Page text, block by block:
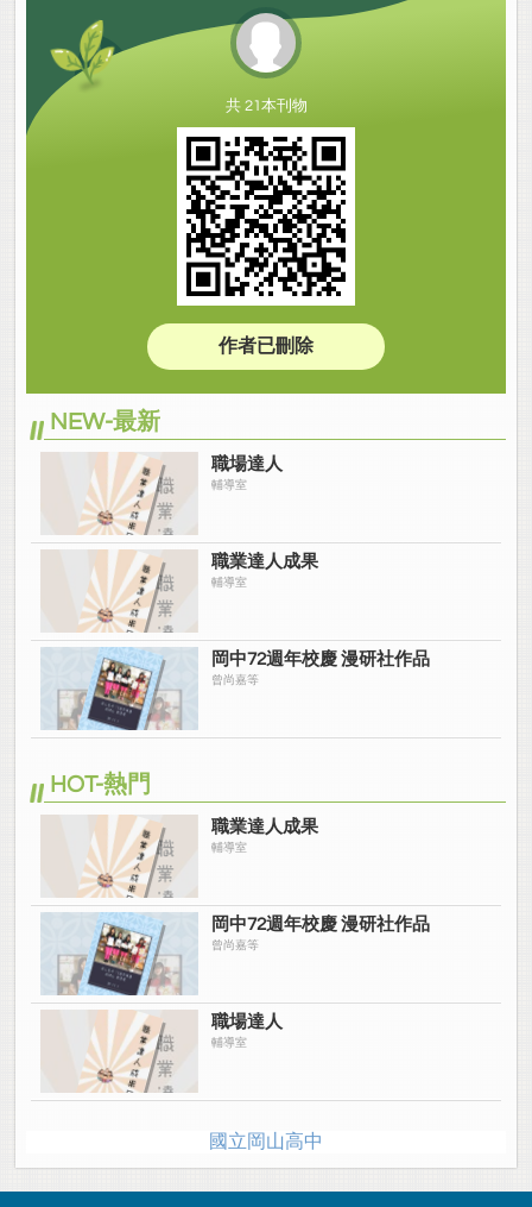
共 21本刊物
作者已刪除
NEW-最新
職場達人
輔導室
職業達人成果
輔導室
岡中72週年校慶 漫研社作品
曾尚嘉等
HOT-熱門
職業達人成果
輔導室
岡中72週年校慶 漫研社作品
曾尚嘉等
職場達人
輔導室
國立岡山高中